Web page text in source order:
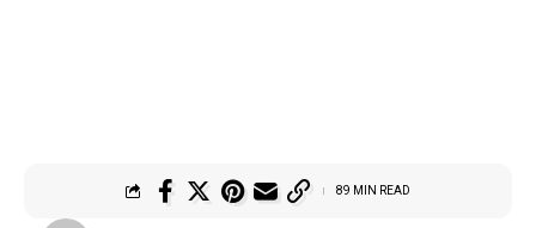
89 MIN READ